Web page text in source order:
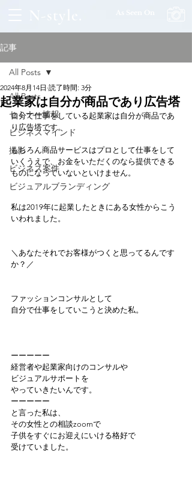
記事
All Posts
セミナー情報
ビジネスマインド
撮影
ビジネス案件
ビジュアルブランディング
All Posts
起業家は自分が商品であり広告塔
2024年8月14日 読了時間: 3分
自分で仕事をしている起業家は自分が商品であ
り広告塔です。
もちろん商品サービスはプロとして仕事をして
いくうえで、お金をいただくのなら提供できる
ものになっていないといけません。
私は2019年に起業したときにある女性からこう
いわれました。
＼あなたそれでお客様がつくと思ってるんです
か？／
ファッションコンサルとして
自分で仕事をしていこうと決めた私。
ーーーーー
経営者や起業家向けのコンサルや
ビジュアルサポートを
やっていきたいんです。
ーーーーー
と言った私は、
その女性との相談zoomで
子供をすぐにお迎えにいける格好で
受けていました。